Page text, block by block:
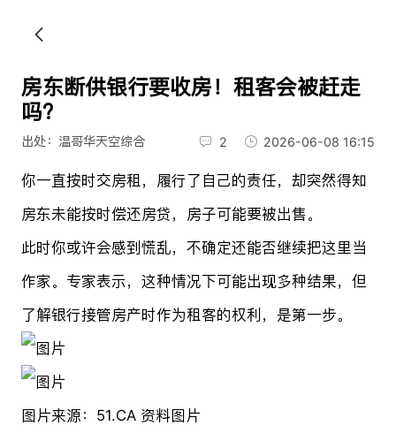
房东断供银行要收房！租客会被赶走
吗？
出处：温哥华天空综合 2 2026-06-08 16:15
你一直按时交房租，履行了自己的责任，却突然得知
房东未能按时偿还房贷，房子可能要被出售。
此时你或许会感到慌乱，不确定还能否继续把这里当
作家。专家表示，这种情况下可能出现多种结果，但
了解银行接管房产时作为租客的权利，是第一步。
图片来源：51.CA 资料图片